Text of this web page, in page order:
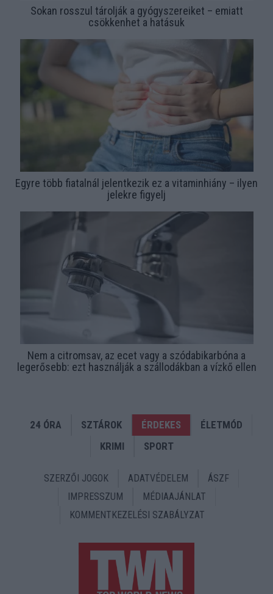
Sokan rosszul tárolják a gyógyszereiket – emiatt
csökkenhet a hatásuk
Egyre több fiatalnál jelentkezik ez a vitaminhiány – ilyen
jelekre figyelj
Nem a citromsav, az ecet vagy a szódabikarbóna a
legerősebb: ezt használják a szállodákban a vízkő ellen
24 ÓRA SZTÁROK ÉRDEKES
ÉLETMÓD
KRIMI
SPORT
SZERZŐI JOGOK ADATVÉDELEM
ÁSZF
IMPRESSZUM
MÉDIAAJÁNLAT
KOMMENTKEZELÉSI SZABÁLYZAT